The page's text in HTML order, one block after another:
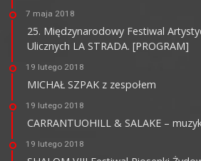
7 maja 2018
25. Międzynarodowy Festiwal
Ulicznych LA STRADA. [PROGRAM]
19 lutego 2018
MICHAŁ SZPAK z zespołem
19 lutego 2018
CARRANTUOHILL & SALAKE –
19 lutego 2018